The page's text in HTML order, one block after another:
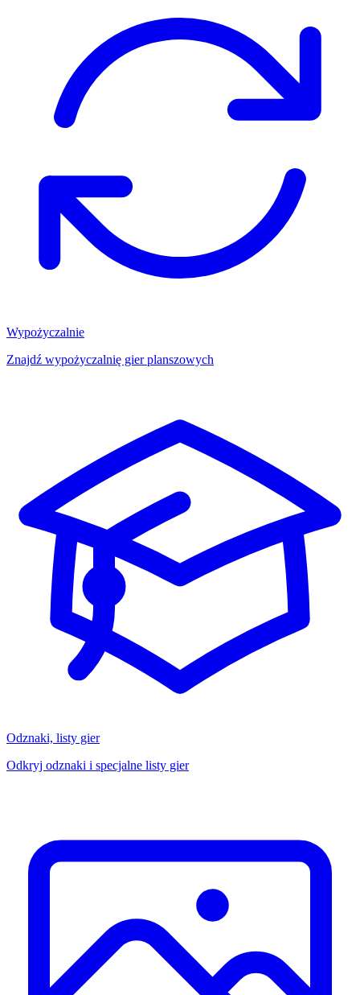
Wypożyczalnie
Znajdź wypożyczalnię gier planszowych
Odznaki, listy gier
Odkryj odznaki i specjalne listy gier